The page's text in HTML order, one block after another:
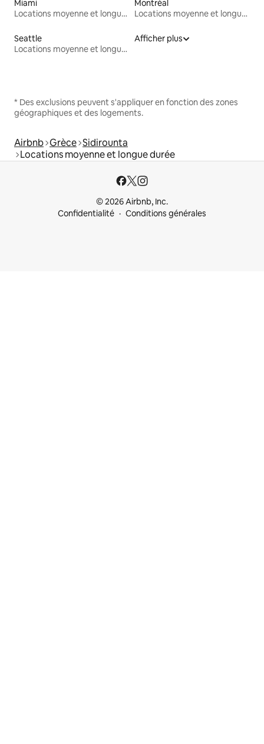
Miami
Locations moyenne et longue durée
Montréal
Locations moyenne et longue durée
Seattle
Locations moyenne et longue durée
Afficher plus
* Des exclusions peuvent s'appliquer en fonction des zones
géographiques et des logements.
Airbnb Grèce Sidirounta
Locations moyenne et longue durée
© 2026 Airbnb, Inc.
Confidentialité
Conditions générales